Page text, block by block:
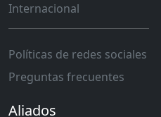
Internacional
Políticas de redes sociales
Preguntas frecuentes
Aliados